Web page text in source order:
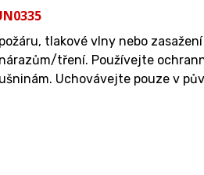
tlakové vlny nebo
tření. Používejte
Uchovávejte pouze v